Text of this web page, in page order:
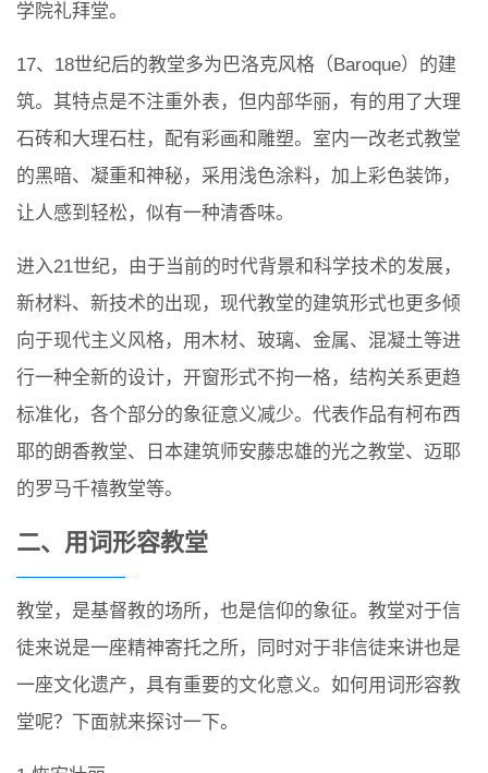
学院礼拜堂。
17、18世纪后的教堂多为巴洛克风格（Baroque）的建
筑。其特点是不注重外表，但内部华丽，有的用了大理
石砖和大理石柱，配有彩画和雕塑。室内一改老式教堂
的黑暗、凝重和神秘，采用浅色涂料，加上彩色装饰，
让人感到轻松，似有一种清香味。
进入21世纪，由于当前的时代背景和科学技术的发展，
新材料、新技术的出现，现代教堂的建筑形式也更多倾
向于现代主义风格，用木材、玻璃、金属、混凝土等进
行一种全新的设计，开窗形式不拘一格，结构关系更趋
标准化，各个部分的象征意义减少。代表作品有柯布西
耶的朗香教堂、日本建筑师安藤忠雄的光之教堂、迈耶
的罗马千禧教堂等。
二、用词形容教堂
教堂，是基督教的场所，也是信仰的象征。教堂对于信
徒来说是一座精神寄托之所，同时对于非信徒来讲也是
一座文化遗产，具有重要的文化意义。如何用词形容教
堂呢？下面就来探讨一下。